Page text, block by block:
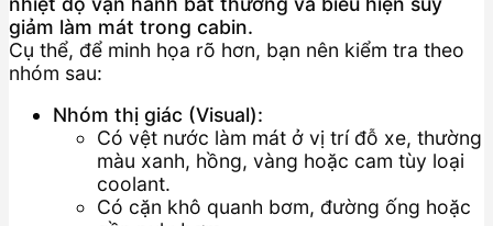
giảm làm mát trong cabin.
Cụ thể, để minh họa rõ hơn, bạn nên kiểm tra theo
nhóm sau:
Nhóm thị giác (Visual):
Có vệt nước làm mát ở vị trí đỗ xe, thường
màu xanh, hồng, vàng hoặc cam tùy loại
coolant.
Có cặn khô quanh bơm, đường ống hoặc